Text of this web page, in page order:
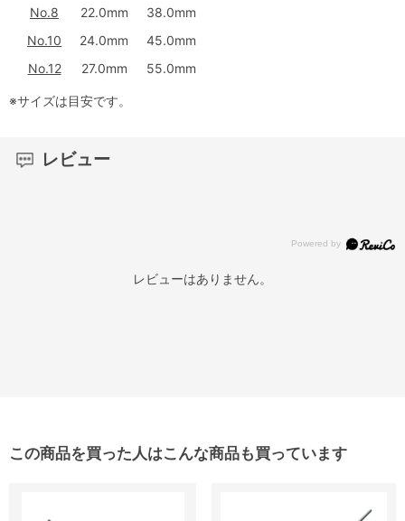
No.8
22.0mm
38.0mm
No.10
24.0mm
45.0mm
No.12
27.0mm 55.0mm
※サイズは目安です。
レビュー
レビューはありません。
この商品を買った人はこんな商品も買っています